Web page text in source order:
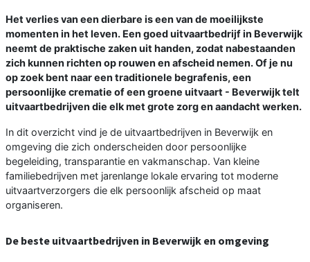
Het verlies van een dierbare is een van de moeilijkste
momenten in het leven. Een goed uitvaartbedrijf in Beverwijk
neemt de praktische zaken uit handen, zodat nabestaanden
zich kunnen richten op rouwen en afscheid nemen. Of je nu
op zoek bent naar een traditionele begrafenis, een
persoonlijke crematie of een groene uitvaart - Beverwijk telt
uitvaartbedrijven die elk met grote zorg en aandacht werken.
In dit overzicht vind je de uitvaartbedrijven in Beverwijk en
omgeving die zich onderscheiden door persoonlijke
begeleiding, transparantie en vakmanschap. Van kleine
familiebedrijven met jarenlange lokale ervaring tot moderne
uitvaartverzorgers die elk persoonlijk afscheid op maat
organiseren.
De beste uitvaartbedrijven in Beverwijk en omgeving